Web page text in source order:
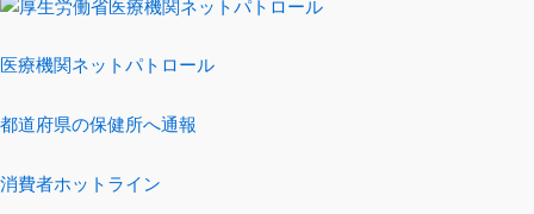
医療機関ネットパトロール
都道府県の保健所へ通報
消費者ホットライン